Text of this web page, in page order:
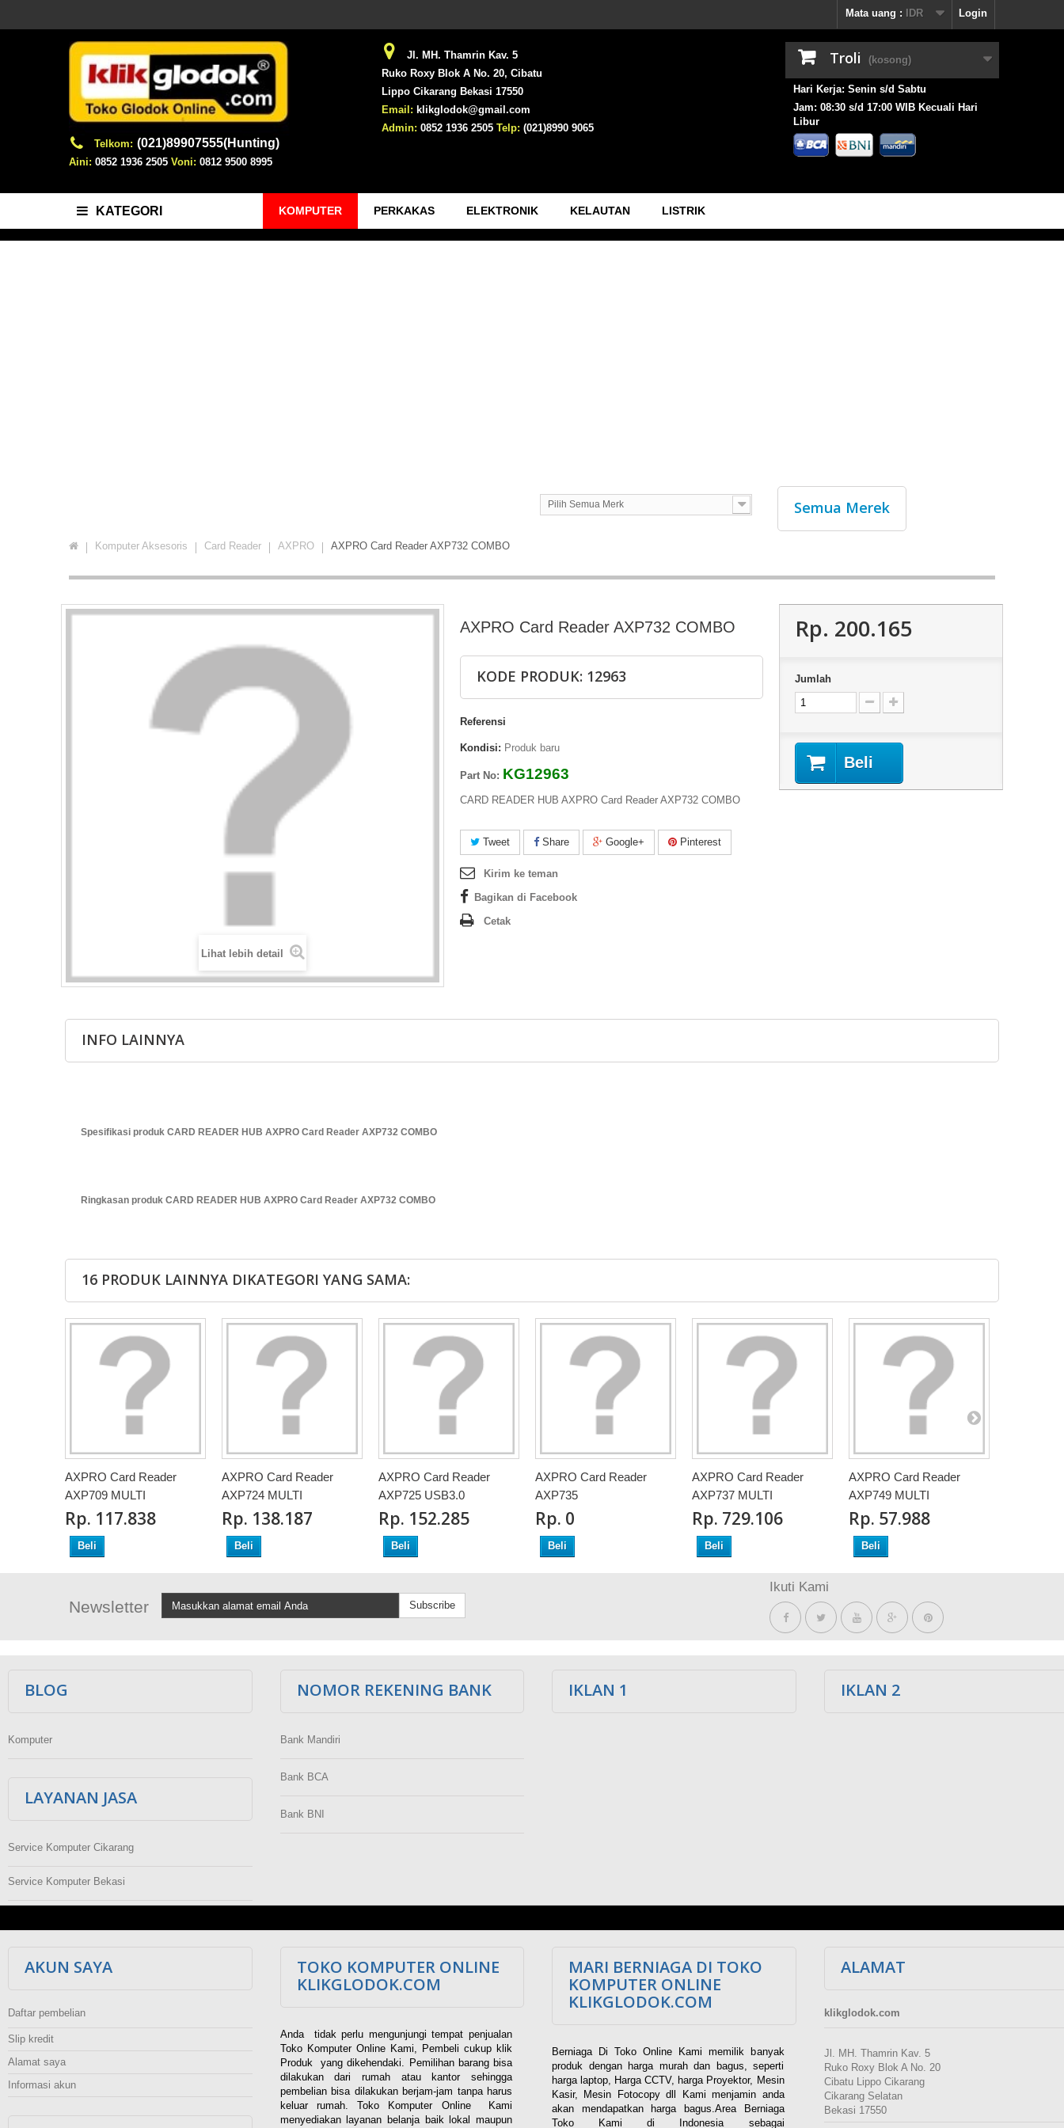
Login
Mata uang : IDR
Telkom: (021)89907555(Hunting)
Aini: 0852 1936 2505 Voni: 0812 9500 8995
Jl. MH. Thamrin Kav. 5
Ruko Roxy Blok A No. 20, Cibatu
Lippo Cikarang Bekasi 17550
Email: klikglodok@gmail.com
Admin: 0852 1936 2505 Telp: (021)8990 9065
Troli (kosong)
Hari Kerja: Senin s/d Sabtu
Jam: 08:30 s/d 17:00 WIB Kecuali Hari
Libur
KATEGORI KOMPUTER PERKAKAS ELEKTRONIK KELAUTAN LISTRIK
Pilih Semua Merk Semua Merek
Komputer Aksesoris Card Reader AXPRO AXPRO Card Reader AXP732 COMBO
Lihat lebih detail
AXPRO Card Reader AXP732 COMBO
KODE PRODUK: 12963
Referensi
Kondisi: Produk baru
Part No: KG12963
CARD READER HUB AXPRO Card Reader AXP732 COMBO
Tweet Share Google+ Pinterest
Kirim ke teman
Bagikan di Facebook
Cetak
Rp‎. 200.165
Jumlah
Beli
INFO LAINNYA
Spesifikasi produk CARD READER HUB AXPRO Card Reader AXP732 COMBO
Ringkasan produk CARD READER HUB AXPRO Card Reader AXP732 COMBO
16 PRODUK LAINNYA DIKATEGORI YANG SAMA:
AXPRO Card Reader
AXP709 MULTI
Rp‎. 117.838
Beli
AXPRO Card Reader
AXP724 MULTI
Rp‎. 138.187
Beli
AXPRO Card Reader
AXP725 USB3.0
Rp‎. 152.285
Beli
AXPRO Card Reader
AXP735
Rp‎. 0
Beli
AXPRO Card Reader
AXP737 MULTI
Rp‎. 729.106
Beli
AXPRO Card Reader
AXP749 MULTI
Rp‎. 57.988
Beli
Newsletter Subscribe
Ikuti Kami
BLOG
Komputer
LAYANAN JASA
Service Komputer Cikarang
Service Komputer Bekasi
NOMOR REKENING BANK
Bank Mandiri
Bank BCA
Bank BNI
IKLAN 1 IKLAN 2
AKUN SAYA
Daftar pembelian
Slip kredit
Alamat saya
Informasi akun
TOKO KOMPUTER ONLINE
KLIKGLODOK.COM
Anda tidak perlu mengunjungi tempat penjualan
Toko Komputer Online Kami, Pembeli cukup klik
Produk yang dikehendaki. Pemilihan barang bisa
dilakukan dari rumah atau kantor sehingga
pembelian bisa dilakukan berjam-jam tanpa harus
keluar rumah. Toko Komputer Online Kami
menyediakan layanan belanja baik lokal maupun
MARI BERNIAGA DI TOKO
KOMPUTER ONLINE
KLIKGLODOK.COM
Berniaga Di Toko Online Kami memilik banyak
produk dengan harga murah dan bagus, seperti
harga laptop, Harga CCTV, harga Proyektor, Mesin
Kasir, Mesin Fotocopy dll Kami menjamin anda
akan mendapatkan harga bagus.Area Berniaga
Toko Kami di Indonesia sebagai
ALAMAT
klikglodok.com
Jl. MH. Thamrin Kav. 5
Ruko Roxy Blok A No. 20
Cibatu Lippo Cikarang
Cikarang Selatan
Bekasi 17550